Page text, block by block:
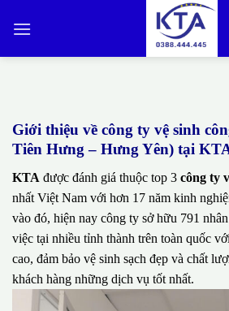
qua
Giới thiệu về công ty vệ sinh
Tiên Hưng – Hưng Yên) tại
KTA được đánh giá thuộc top 3 công ty
nhất Việt Nam với hơn 17 năm kinh
vào đó, hiện nay công ty sở hữu 791
việc tại nhiều tỉnh thành trên toàn quốc
cao, đảm bảo vệ sinh sạch đẹp và chất
khách hàng những dịch vụ tốt nhất.